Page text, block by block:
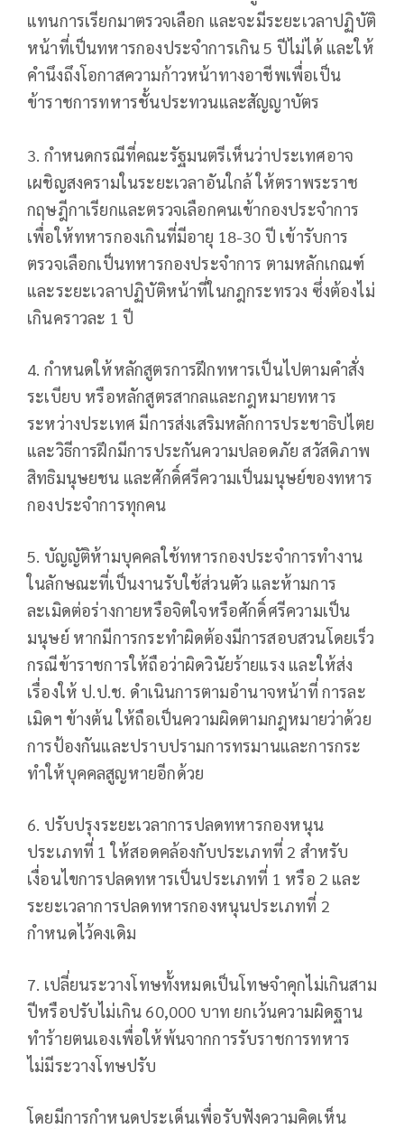
แทนการเรียกมาตรวจเลือก และจะมีระยะเวลาปฏิบัติ
หน้าที่เป็นทหารกองประจำการเกิน 5 ปีไม่ได้ และให้
คำนึงถึงโอกาสความก้าวหน้าทางอาชีพเพื่อเป็น
ข้าราชการทหารชั้นประทวนและสัญญาบัตร
3. กำหนดกรณีที่คณะรัฐมนตรีเห็นว่าประเทศอาจ
เผชิญสงครามในระยะเวลาอันใกล้ ให้ตราพระราช
กฤษฎีกาเรียกและตรวจเลือกคนเข้ากองประจำการ
เพื่อให้ทหารกองเกินที่มีอายุ 18-30 ปี เข้ารับการ
ตรวจเลือกเป็นทหารกองประจำการ ตามหลักเกณฑ์
และระยะเวลาปฏิบัติหน้าที่ในกฎกระทรวง ซึ่งต้องไม่
เกินคราวละ 1 ปี
4. กำหนดให้หลักสูตรการฝึกทหารเป็นไปตามคำสั่ง
ระเบียบ หรือหลักสูตรสากลและกฎหมายทหาร
ระหว่างประเทศ มีการส่งเสริมหลักการประชาธิปไตย
และวิธีการฝึกมีการประกันความปลอดภัย สวัสดิภาพ
สิทธิมนุษยชน และศักดิ์ศรีความเป็นมนุษย์ของทหาร
กองประจำการทุกคน
5. บัญญัติห้ามบุคคลใช้ทหารกองประจำการทำงาน
ในลักษณะที่เป็นงานรับใช้ส่วนตัว และห้ามการ
ละเมิดต่อร่างกายหรือจิตใจหรือศักดิ์ศรีความเป็น
มนุษย์ หากมีการกระทำผิดต้องมีการสอบสวนโดยเร็ว
กรณีข้าราชการให้ถือว่าผิดวินัยร้ายแรง และให้ส่ง
เรื่องให้ ป.ป.ช. ดำเนินการตามอำนาจหน้าที่ การละ
เมิดฯ ข้างต้น ให้ถือเป็นความผิดตามกฎหมายว่าด้วย
การป้องกันและปราบปรามการทรมานและการกระ
ทำให้บุคคลสูญหายอีกด้วย
6. ปรับปรุงระยะเวลาการปลดทหารกองหนุน
ประเภทที่ 1 ให้สอดคล้องกับประเภทที่ 2 สำหรับ
เงื่อนไขการปลดทหารเป็นประเภทที่ 1 หรือ 2 และ
ระยะเวลาการปลดทหารกองหนุนประเภทที่ 2
กำหนดไว้คงเดิม
7. เปลี่ยนระวางโทษทั้งหมดเป็นโทษจำคุกไม่เกินสาม
ปีหรือปรับไม่เกิน 60,000 บาท ยกเว้นความผิดฐาน
ทำร้ายตนเองเพื่อให้พ้นจากการรับราชการทหาร
ไม่มีระวางโทษปรับ
โดยมีการกำหนดประเด็นเพื่อรับฟังความคิดเห็น